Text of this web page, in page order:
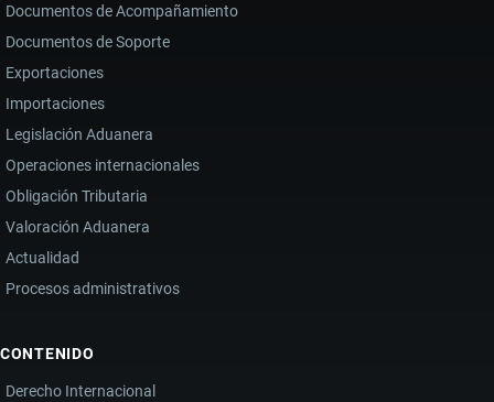
DE
MARCAS
NACIONALES
Documentos de Acompañamiento
Documentos de Soporte
Exportaciones
Importaciones
Legislación Aduanera
Operaciones internacionales
Obligación Tributaria
Valoración Aduanera
Actualidad
Procesos administrativos
CONTENIDO
Derecho Internacional